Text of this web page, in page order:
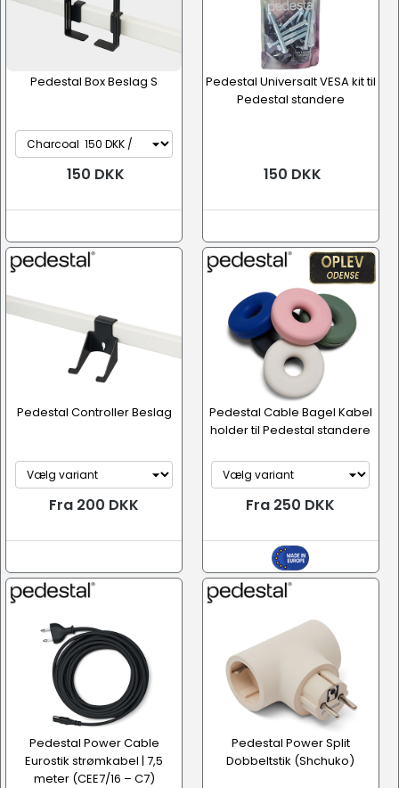
Pedestal Box Beslag S
150 DKK
Pedestal Universalt VESA kit til
Pedestal standere
150 DKK
Pedestal Controller Beslag
Fra 200 DKK
Pedestal Cable Bagel Kabel
holder til Pedestal standere
Fra 250 DKK
Pedestal Power Cable
Eurostik strømkabel | 7,5
meter (CEE7/16 – C7)
Pedestal Power Split
Dobbeltstik (Shchuko)